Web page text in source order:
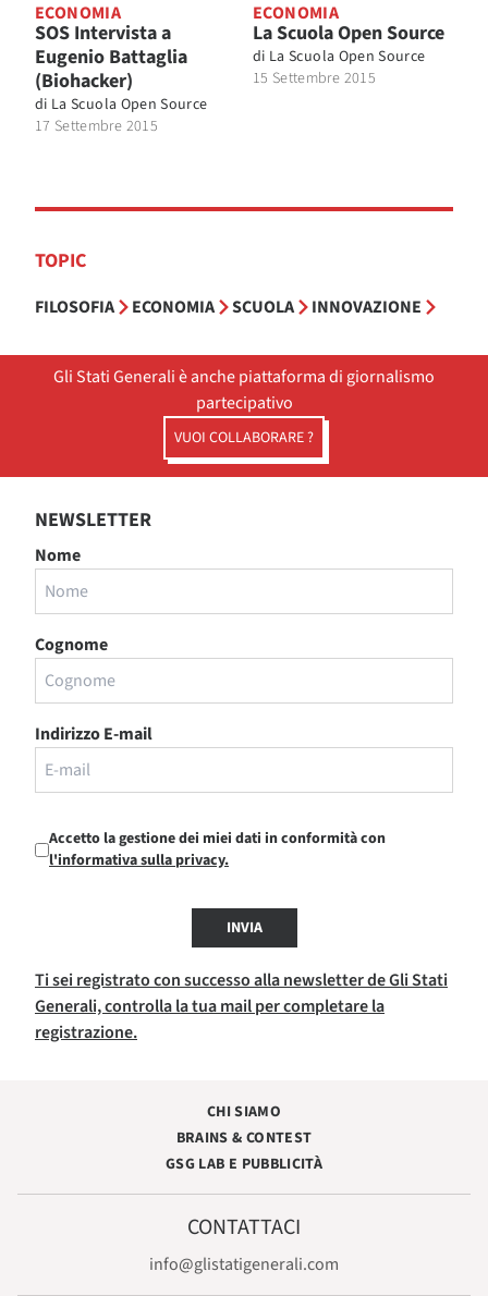
ECONOMIA
SOS Intervista a
Eugenio Battaglia
(Biohacker)
di La Scuola Open Source
17 Settembre 2015
ECONOMIA
La Scuola Open Source
di La Scuola Open Source
15 Settembre 2015
TOPIC
FILOSOFIA ECONOMIA SCUOLA INNOVAZIONE
Gli Stati Generali è anche piattaforma di giornalismo
partecipativo
VUOI COLLABORARE ?
NEWSLETTER
Nome
Cognome
Indirizzo E-mail
Accetto la gestione dei miei dati in conformità con
l'informativa sulla privacy.
INVIA
Ti sei registrato con successo alla newsletter de Gli Stati
Generali, controlla la tua mail per completare la
registrazione.
CHI SIAMO
BRAINS & CONTEST
GSG LAB E PUBBLICITÀ
CONTATTACI
info@glistatigenerali.com